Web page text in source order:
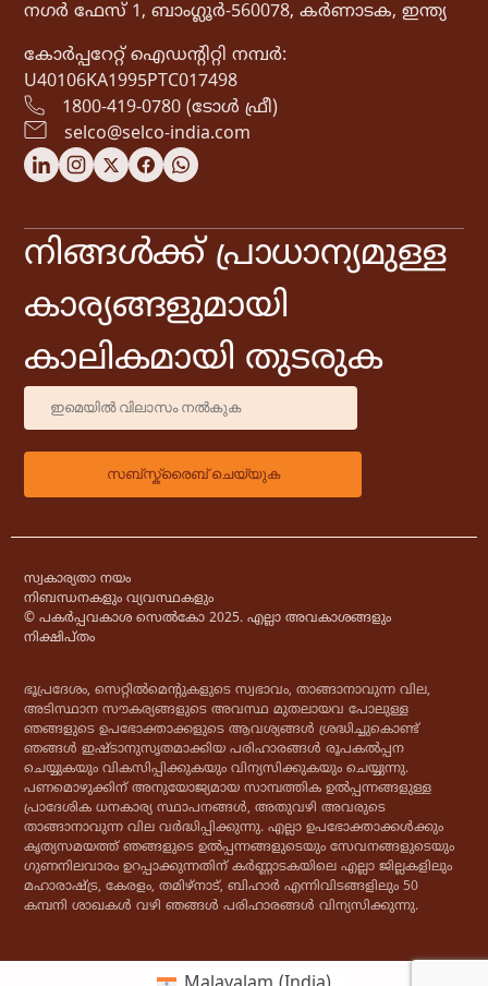
നഗർ ഫേസ് 1, ബാംഗ്ലൂർ-560078, കർണാടക, ഇന്ത്യ
കോർപ്പറേറ്റ് ഐഡൻ്റിറ്റി നമ്പർ:
U40106KA1995PTC017498
1800-419-0780 (ടോൾ ഫ്രീ)
selco@selco-india.com
നിങ്ങൾക്ക് പ്രാധാന്യമുള്ള
കാര്യങ്ങളുമായി
കാലികമായി തുടരുക
സ്വകാര്യതാ നയം
നിബന്ധനകളും വ്യവസ്ഥകളും
© പകർപ്പവകാശ സെൽകോ 2025. എല്ലാ അവകാശങ്ങളും
നിക്ഷിപ്തം
ഭൂപ്രദേശം, സെറ്റിൽമെൻ്റുകളുടെ സ്വഭാവം, താങ്ങാനാവുന്ന വില,
അടിസ്ഥാന സൗകര്യങ്ങളുടെ അവസ്ഥ മുതലായവ പോലുള്ള
ഞങ്ങളുടെ ഉപഭോക്താക്കളുടെ ആവശ്യങ്ങൾ ശ്രദ്ധിച്ചുകൊണ്ട്
ഞങ്ങൾ ഇഷ്ടാനുസൃതമാക്കിയ പരിഹാരങ്ങൾ രൂപകൽപ്പന
ചെയ്യുകയും വികസിപ്പിക്കുകയും വിന്യസിക്കുകയും ചെയ്യുന്നു.
പണമൊഴുക്കിന് അനുയോജ്യമായ സാമ്പത്തിക ഉൽപ്പന്നങ്ങളുള്ള
പ്രാദേശിക ധനകാര്യ സ്ഥാപനങ്ങൾ, അതുവഴി അവരുടെ
താങ്ങാനാവുന്ന വില വർദ്ധിപ്പിക്കുന്നു. എല്ലാ ഉപഭോക്താക്കൾക്കും
കൃത്യസമയത്ത് ഞങ്ങളുടെ ഉൽപ്പന്നങ്ങളുടെയും സേവനങ്ങളുടെയും
ഗുണനിലവാരം ഉറപ്പാക്കുന്നതിന് കർണ്ണാടകയിലെ എല്ലാ ജില്ലകളിലും
മഹാരാഷ്ട്ര, കേരളം, തമിഴ്‌നാട്, ബിഹാർ എന്നിവിടങ്ങളിലും 50
കമ്പനി ശാഖകൾ വഴി ഞങ്ങൾ പരിഹാരങ്ങൾ വിന്യസിക്കുന്നു.